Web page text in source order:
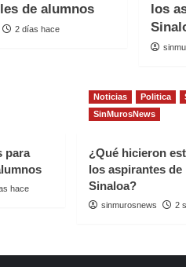
de alumnos
2 días hace
los
para
hace
Noticias Politica
SinMurosNews
¿Qué hicieron
los aspirantes de
Sinaloa?
sinmurosnews 2